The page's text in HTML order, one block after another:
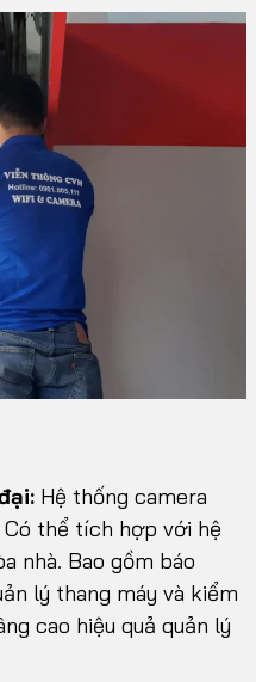
Hệ thống camera
Có thể tích hợp với hệ
nhà. Bao gồm báo
lý thang máy và kiểm
cao hiệu quả quản lý